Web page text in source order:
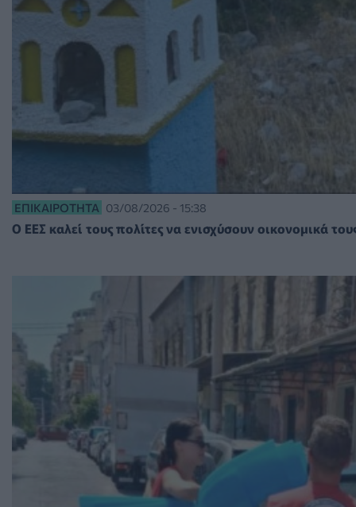
ΕΠΙΚΑΙΡΌΤΗΤΑ 03/08/2026 - 15:38
O ΕΕΣ καλεί τους πολίτες να ενισχύσουν οικονομικά